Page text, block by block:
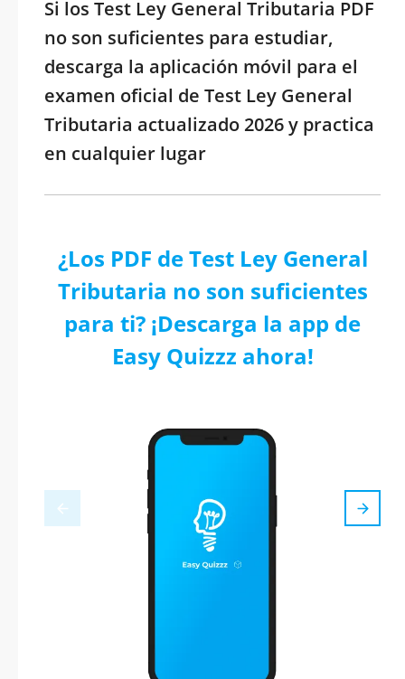
Si los Test Ley General Tributaria PDF
no son suficientes para estudiar,
descarga la aplicación móvil para el
examen oficial de Test Ley General
Tributaria actualizado 2026 y practica
en cualquier lugar
¿Los PDF de Test Ley General
Tributaria no son suficientes
para ti? ¡Descarga la app de
Easy Quizzz ahora!